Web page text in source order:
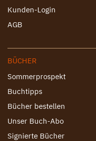
Kunden-Login
AGB
BÜCHER
Sommerprospekt
Buchtipps
Bücher bestellen
Unser Buch-Abo
Signierte Bücher